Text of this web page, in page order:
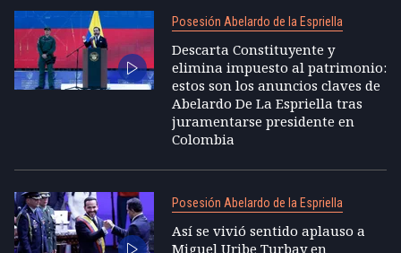
Posesión Abelardo de la Espriella
Descarta Constituyente y
elimina impuesto al patrimonio:
estos son los anuncios claves de
Abelardo De La Espriella tras
juramentarse presidente en
Colombia
Posesión Abelardo de la Espriella
Así se vivió sentido aplauso a
Miguel Uribe Turbay en